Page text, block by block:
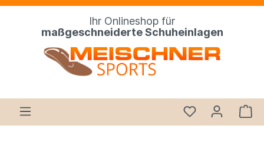
Ihr Onlineshop für
maßgeschneiderte Schuheinlagen